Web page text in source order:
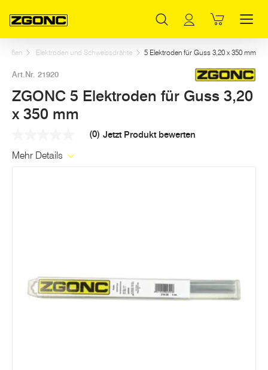
Elektroden und Schweissdrähte 5 Elektroden für Guss 3,20 x 350 mm
Art.Nr. 21920
ZGONC 5 Elektroden für Guss 3,20
x 350 mm
Link
(0) Jetzt Produkt bewerten
Mehr Details